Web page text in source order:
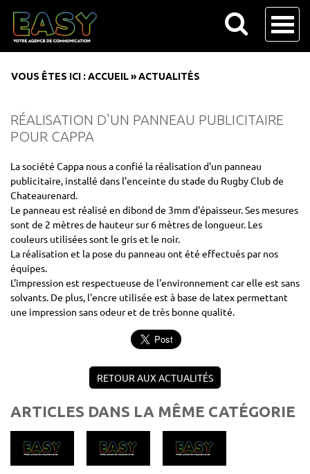
VOUS ÊTES ICI : ACCUEIL»ACTUALITÉS
RÉALISATION D'UN PANNEAU PUBLICITAIRE
POUR CAPPA
La société Cappa nous a confié la réalisation d'un panneau
publicitaire, installé dans l'enceinte du stade du Rugby Club de
Chateaurenard.
Le panneau est réalisé en dibond de 3mm d'épaisseur. Ses mesures
sont de 2 mètres de hauteur sur 6 mètres de longueur. Les
couleurs utilisées sont le gris et le noir.
La réalisation et la pose du panneau ont été effectués par nos
équipes.
L'impression est respectueuse de l'environnement car elle est sans
solvants. De plus, l'encre utilisée est à base de latex permettant
une impression sans odeur et de très bonne qualité.
RETOUR AUX ACTUALITÉS
ARTICLES DANS LA MÊME CATÉGORIE